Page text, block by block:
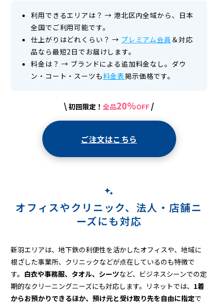
利用できるエリアは？ →港北区内全域から、日本
全国でご利用可能です。
仕上がりはどれくらい？ → プレミアム会員 ＆対応
品なら最短2日でお届けします。
料金は？ → ブランドによる追加料金なし。ダウ
ン・コート・スーツも料金表掲示価格です。
\ 初回限定！ 全品20%OFF /
ご注文はこちら
オフィスやクリニック、法人・店舗ニ
ーズにも対応
新羽エリアは、地下鉄の利便性を活かしたオフィスや、地域に
根ざした事業所、クリニックなどが点在しているのも特徴で
す。 白衣や事務服、タオル、シーツなど、ビジネスシーンでの定
期的なクリーニングニーズにも対応します。リネットでは、 1着
からお預かりできるほか、預け元と受け取り先を自由に指定で